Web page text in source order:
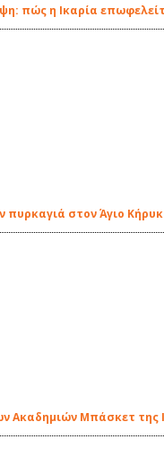
πώς η Ικαρία
πυρκαγιά στον Άγιο
Ακαδημιών Μπάσκετ της